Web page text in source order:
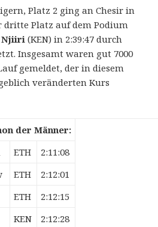
Platz 2 ging an Chesir in
dritte Platz auf dem Podium
Njiiri (KEN) in 2:39:47 durch
Insgesamt waren gut 7000
gemeldet, der in diesem
veränderten Kurs
der Männer:
ETH
2:11:08
ETH
2:12:01
ETH
2:12:15
KEN
2:12:28